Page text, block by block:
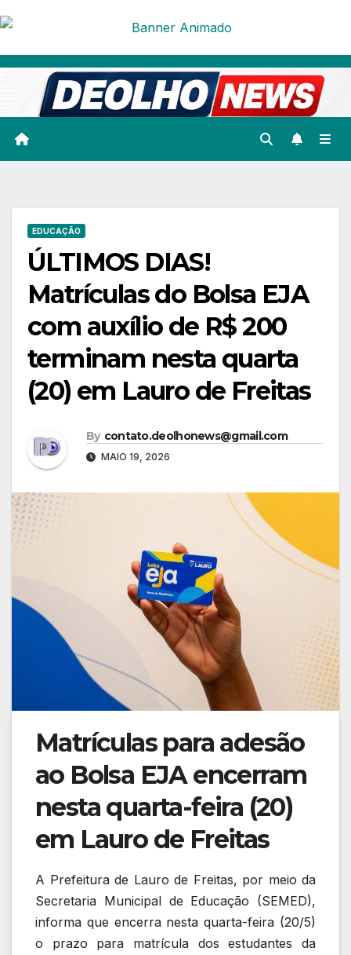
Skip
content
EDUCAÇÃO
ÚLTIMOS DIAS!
Matrículas do Bolsa EJA
com auxílio de R$ 200
terminam nesta quarta
(20) em Lauro de Freitas
By contato.deolhonews@gmail.com
MAIO 19, 2026
Matrículas para adesão
ao Bolsa EJA encerram
nesta quarta-feira (20)
em Lauro de Freitas
A Prefeitura de Lauro de Freitas, por meio da
Secretaria Municipal de Educação (SEMED),
informa que encerra nesta quarta-feira (20/5)
o prazo para matrícula dos estudantes da